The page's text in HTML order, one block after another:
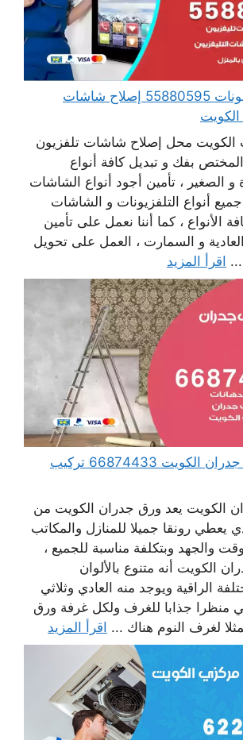
فني تصليح تلفزيونات 55880595 إصلاح شاشات
الكويت
الكويت محل إصلاح شاشات تلفزيون
بفك و تبديل كافة أنواع
و الصغير ، تأمين أجود أنواع الشاشات
أنواع التلفزيونات و الشاشات
الأنواع ، كما أننا نعمل على تأمين
و السمارت ، العمل على تحويل
... اقرأ المزيد
فني تركيب ورق جدران الكويت 66874433 تركيب
الكويت يعد ورق جدران الكويت من
يعطي رونقا جميلا للمنازل والمكاتب
والجهد وبتكلفة مناسبة للجميع ،
الكويت أنه متنوع بالألوان
الراقية ويوجد منه العادي وثلاثي
منظرا جذابا للغرف ولكل غرفة ورق
لغرف النوم هناك ... اقرأ المزيد